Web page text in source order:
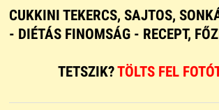
CUKKINI TEKERCS, SAJTOS,
- DIÉTÁS FINOMSÁG - RECEPT,
TETSZIK?TÖLTS FEL